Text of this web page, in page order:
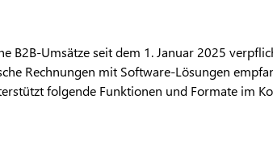
B2B-Umsätze seit dem 1. Januar 2025
Rechnungen mit Software-Lösungen
folgende Funktionen und Formate im